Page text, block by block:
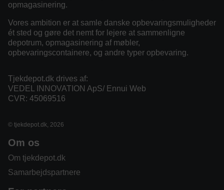
opmagasinering.
Vores ambition er at samle danske opbevaringsmuligheder
ét sted og gøre det nemt for lejere at sammenligne
depotrum, opmagasinering af møbler,
opbevaringscontainere, og andre typer opbevaring.
Tjekdepot.dk drives af:
VEDEL INNOVATION ApS/ Ennui Web
CVR: 45069516
© tjekdepot.dk, 2026
Om os
Om tjekdepot.dk
Samarbejdspartnere